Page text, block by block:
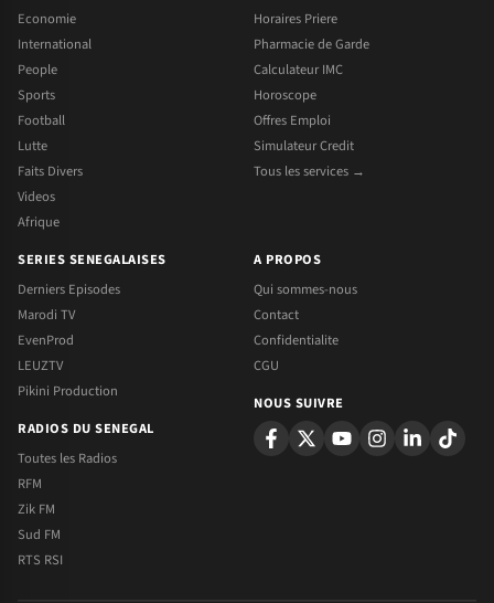
Economie
International
People
Sports
Football
Lutte
Faits Divers
Videos
Afrique
Horaires Priere
Pharmacie de Garde
Calculateur IMC
Horoscope
Offres Emploi
Simulateur Credit
Tous les services →
SERIES SENEGALAISES
Derniers Episodes
Marodi TV
EvenProd
LEUZTV
Pikini Production
RADIOS DU SENEGAL
Toutes les Radios
RFM
Zik FM
Sud FM
RTS RSI
A PROPOS
Qui sommes-nous
Contact
Confidentialite
CGU
NOUS SUIVRE